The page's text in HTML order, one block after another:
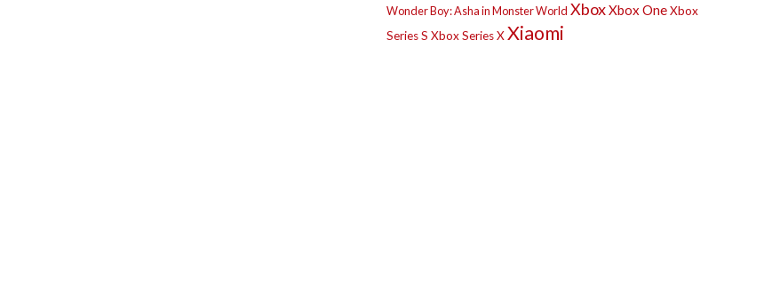
Wonder Boy: Asha in Monster World XboxXbox OneXbox
Series S Xbox Series XXiaomi